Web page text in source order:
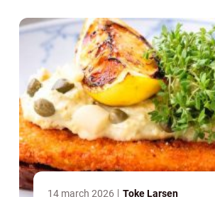
14 march 2026 Toke Larsen